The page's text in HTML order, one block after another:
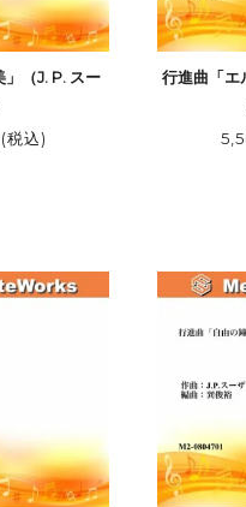
（J. P. スー
込)
行進曲「エ